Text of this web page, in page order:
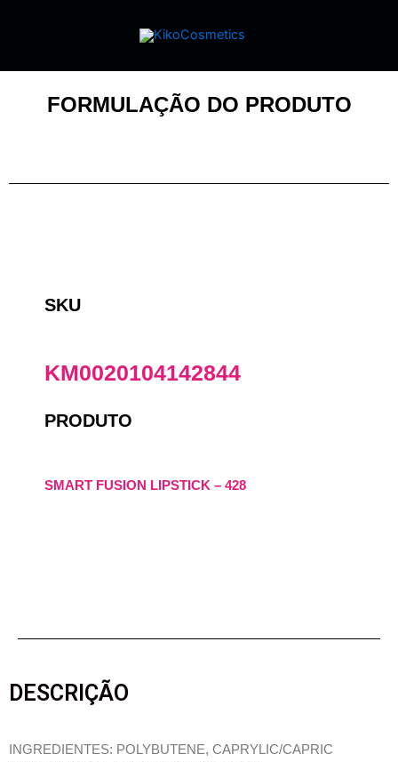
FORMULAÇÃO DO PRODUTO
SKU
KM0020104142844
PRODUTO
SMART FUSION LIPSTICK – 428
DESCRIÇÃO
INGREDIENTES: POLYBUTENE, CAPRYLIC/CAPRIC